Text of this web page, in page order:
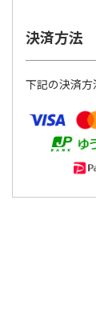
590円
(送料別・税
決済方法
下記の決済方